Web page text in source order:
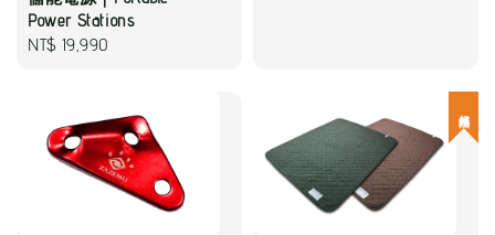
Power Stations
Regular
NT$ 19,990